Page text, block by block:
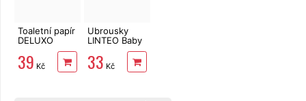
Toaletní papír
DELUXO
2vrstvý 8 rolí,
158 m
39 Kč
Ubrousky
LINTEO Baby
Aloe Vera 80
ks
33 Kč